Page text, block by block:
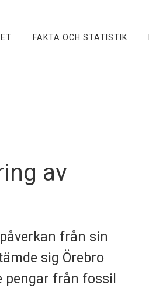
FAKTA OCH STATISTIK
av
från sin
sig Örebro
pengar från fossil